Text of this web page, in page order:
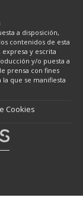
a disposición,
contenidos de esta
y escrita
y/o puesta a
prensa con fines
que se manifiesta
Cookies